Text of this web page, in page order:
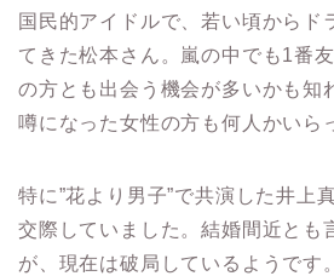
国民的アイドルで、若い頃からド
てきた松本さん。嵐の中でも1番
の方とも出会う機会が多いかも知
噂になった女性の方も何人かいら
特に”花より男子”で共演した井上
交際していました。結婚間近とも
が、現在は破局しているようです。